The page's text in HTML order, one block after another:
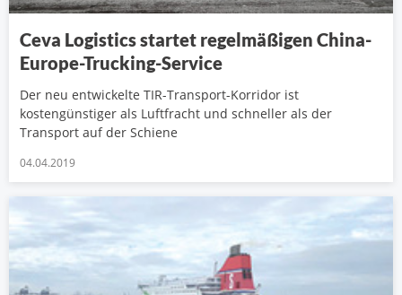
Ceva Logistics startet regelmäßigen China-
Europe-Trucking-Service
Der neu entwickelte TIR-Transport-Korridor ist
kostengünstiger als Luftfracht und schneller als der
Transport auf der Schiene
04.04.2019